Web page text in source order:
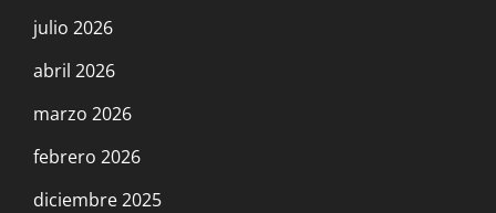
julio 2026
abril 2026
marzo 2026
febrero 2026
diciembre 2025